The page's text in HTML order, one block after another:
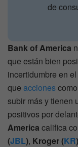
de
Bank of America
que están bien
incertidumbre en el
que accionescomo
subir más y tienen
positivos por
America califica
(JBL), Kroger (KR)